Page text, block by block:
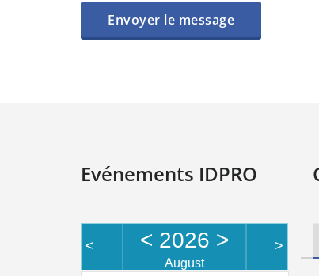
Evénements IDPRO
< < 2026 >
August
>